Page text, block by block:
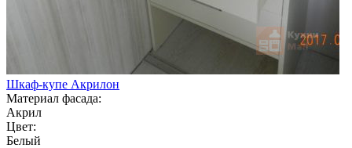
Шкаф-купе Акрилон
Материал фасада:
Акрил
Цвет:
Белый